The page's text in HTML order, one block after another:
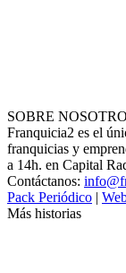
SOBRE
Franquicia2 es el
franquicias y
a 14h. en Capital
Contáctanos:
Pack Periódico |
Más historias